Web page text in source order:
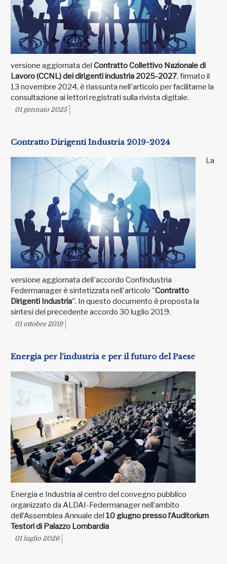
versione aggiornata del Contratto Collettivo Nazionale di
Lavoro (CCNL) dei dirigenti industria 2025-2027, firmato il
13 novembre 2024, è riassunta nell'articolo per facilitarne la
consultazione ai lettori registrati sulla rivista digitale.
01 gennaio 2025
Contratto Dirigenti Industria 2019-2024
La
versione aggiornata dell'accordo Confindustria
Federmanager è sintetizzata nell'articolo "Contratto
Dirigenti Industria". In questo documento è proposta la
sintesi del precedente accordo 30 luglio 2019.
01 ottobre 2019
Energia per l’industria e per il futuro del Paese
Energia e Industria al centro del convegno pubblico
organizzato da ALDAI-Federmanager nell’ambito
dell’Assemblea Annuale del 10 giugno presso l’Auditorium
Testori di Palazzo Lombardia
01 luglio 2026